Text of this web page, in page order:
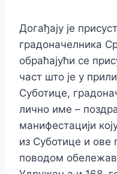
Догађају је
градоначелника
обраћајући се
част што је у
Суботице,
лично име –
манифестацији
из Суботице и ове
поводом